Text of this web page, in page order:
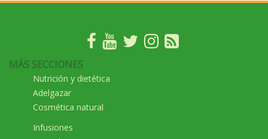
MÁS SECCIONES
Nutrición y dietética
Adelgazar
Cosmética natural
Infusiones